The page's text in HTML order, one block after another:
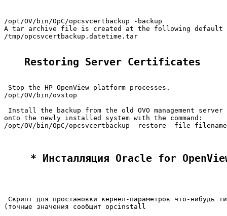
/opt/OV/bin/OpC/opcsvcertbackup -backup
A tar archive file is created at the following default
/tmp/opcsvcertbackup.datetime.tar
Restoring Server Certificates
Stop the HP OpenView platform processes.
/opt/OV/bin/ovstop
Install the backup from the old OVO management
onto the newly installed system with the command:
/opt/OV/bin/OpC/opcsvcertbackup -restore -file
* Инсталляция Oracle for
Скрипт для простановки кернел-параметров что-нибудь
(точные значения сообщит opcinstall